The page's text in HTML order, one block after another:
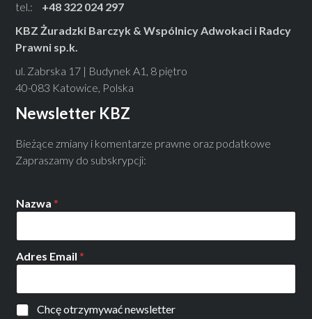
tel.:
+48 322 024 297
KBZ Żuradzki Barczyk & Wspólnicy Adwokaci i Radcy
Prawni sp.k.
ul. Zabrska 17 | Budynek A1, 8 piętro
40-083 Katowice, Polska
Newsletter KBZ
Bieżące zmiany i komentarze prawne oraz podatkowe
Zapraszamy do subskrypcji:
Nazwa*
Adres Email*
Chcę otrzymywać newsletter